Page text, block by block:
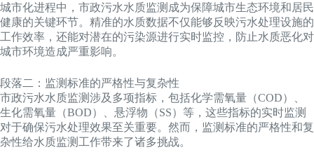
城市化进程中，市政污水水质监测成为保障城市生态环境和居民
健康的关键环节。精准的水质数据不仅能够反映污水处理设施的
工作效率，还能对潜在的污染源进行实时监控，防止水质恶化对
城市环境造成严重影响。
段落二：监测标准的严格性与复杂性
市政污水水质监测涉及多项指标，包括化学需氧量（COD）、
生化需氧量（BOD）、悬浮物（SS）等，这些指标的实时监测
对于确保污水处理效果至关重要。然而，监测标准的严格性和复
杂性给水质监测工作带来了诸多挑战。